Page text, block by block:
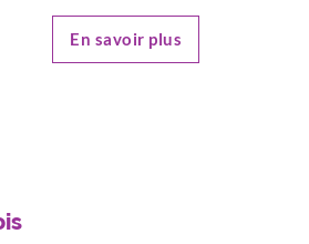
En savoir plus